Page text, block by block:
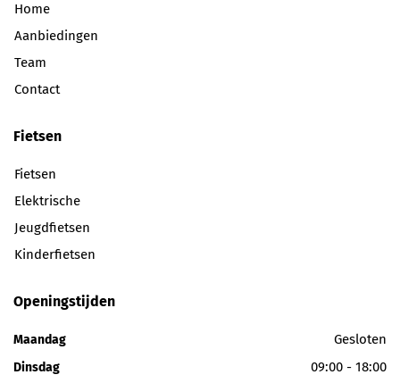
Home
Aanbiedingen
Team
Contact
Fietsen
Fietsen
Elektrische
Jeugdfietsen
Kinderfietsen
Openingstijden
Maandag Gesloten
Dinsdag 09:00 - 18:00